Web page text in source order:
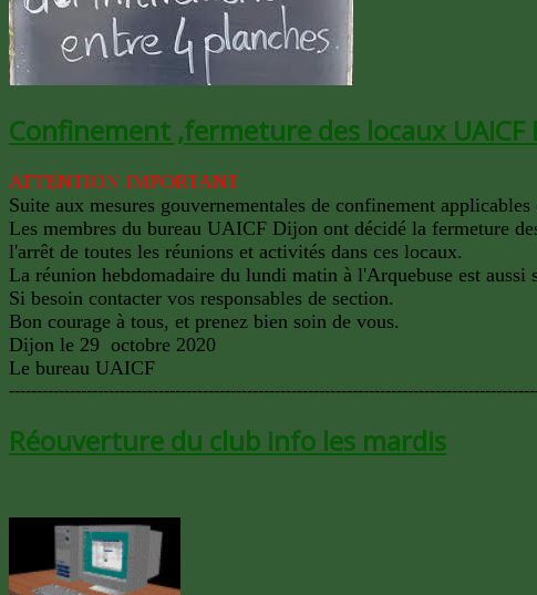
Confinement ,fermeture des locaux UAICF
ATTENTION IMPORTANT
Suite aux mesures gouvernementales de confinement
Les membres du bureau UAICF Dijon ont décidé la fermeture
l'arrêt de toutes les réunions et activités dans ces locaux.
La réunion hebdomadaire du lundi matin à l'Arquebuse est aussi
Si besoin contacter vos responsables de section.
Bon courage à tous, et prenez bien soin de vous.
Dijon le 29 octobre 2020
Le bureau UAICF
Réouverture du club info les mardis